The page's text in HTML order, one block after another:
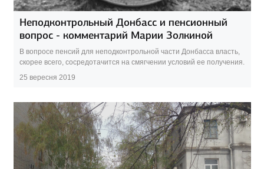
Неподконтрольный Донбасс и пенсионный
вопрос - комментарий Марии Золкиной
В вопросе пенсий для неподконтрольной части Донбасса власть,
скорее всего, сосредотачится на смягчении условий ее получения.
25 вересня 2019